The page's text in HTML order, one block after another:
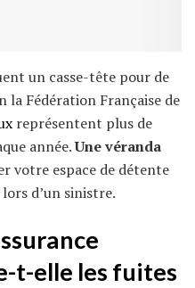
un casse-tête pour de
la Fédération Française de
représentent plus de
année.Une véranda
votre espace de détente
d’un sinistre.
t-elle les fuites